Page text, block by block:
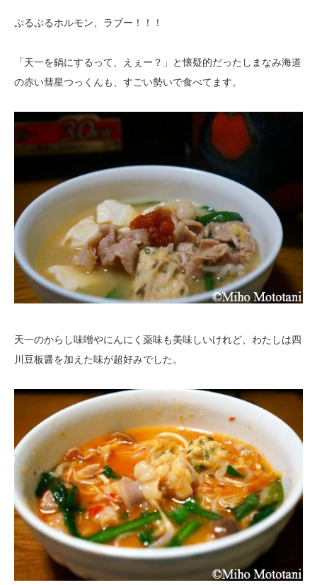
ぷるぷるホルモン、ラブー！！！
「天一を鍋にするって、えぇー？」と懐疑的だったしまなみ海道
の赤い彗星つっくんも、すごい勢いで食べてます。
天一のからし味噌やにんにく薬味も美味しいけれど、わたしは四
川豆板醤を加えた味が超好みでした。